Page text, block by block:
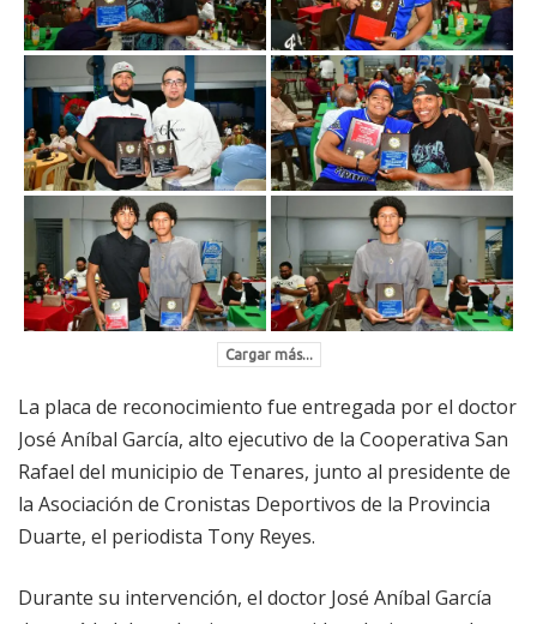
Cargar más...
La placa de reconocimiento fue entregada por el doctor
José Aníbal García, alto ejecutivo de la Cooperativa San
Rafael del municipio de Tenares, junto al presidente de
la Asociación de Cronistas Deportivos de la Provincia
Duarte, el periodista Tony Reyes.
Durante su intervención, el doctor José Aníbal García